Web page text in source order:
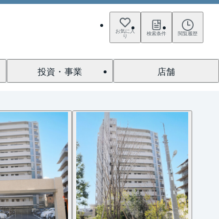
お気に入
り 検索条件 閲覧履歴
投資・事業 店舗